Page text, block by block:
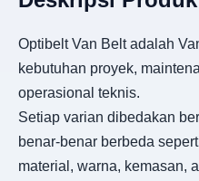
Optibelt Van Belt adalah
kebutuhan proyek,
operasional teknis.
Setiap varian dibedakan
benar-benar berbeda
material, warna, kemasan,